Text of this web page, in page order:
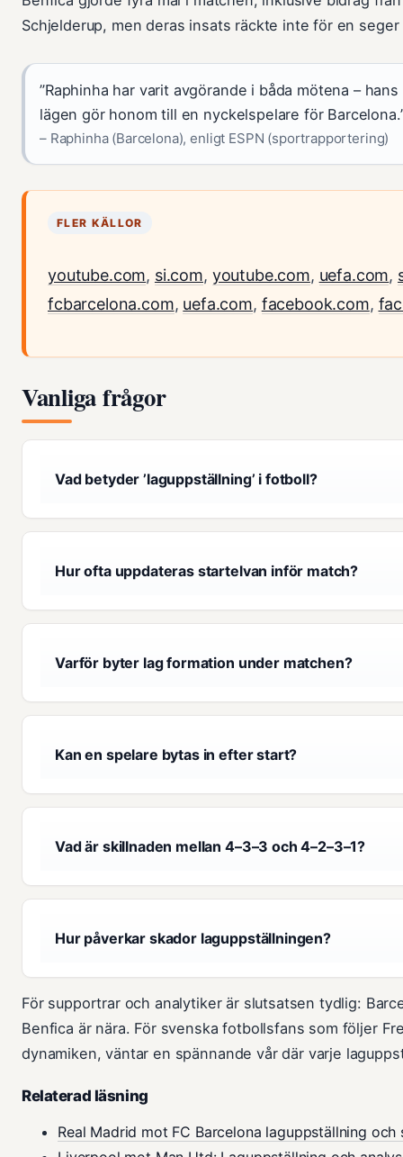
Schjelderup, men deras insats räckte inte för en
”Raphinha har varit avgörande i båda mötena –
lägen gör honom till en nyckelspelare för
– Raphinha (Barcelona), enligt ESPN (sportrapportering)
FLER KÄLLOR
youtube.com, si.com, youtube.com, uefa.com,
fcbarcelona.com, uefa.com, facebook.com,
Vanliga frågor
Vad betyder ’laguppställning’ i fotboll?
Hur ofta uppdateras startelvan inför match?
Varför byter lag formation under matchen?
Kan en spelare bytas in efter start?
Vad är skillnaden mellan 4–3–3 och 4–2–3–1?
Hur påverkar skador laguppställningen?
För supportrar och analytiker är slutsatsen tydlig:
Benfica är nära. För svenska fotbollsfans som följer
dynamiken, väntar en spännande vår där varje
Relaterad läsning
Real Madrid mot FC Barcelona laguppställning och